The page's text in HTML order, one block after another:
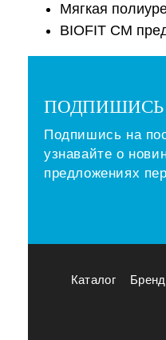
Мягкая
BIOFIT CM
ПОДПИШИСЬ
Подпишись на
узнавайте о
предложениях
Каталог